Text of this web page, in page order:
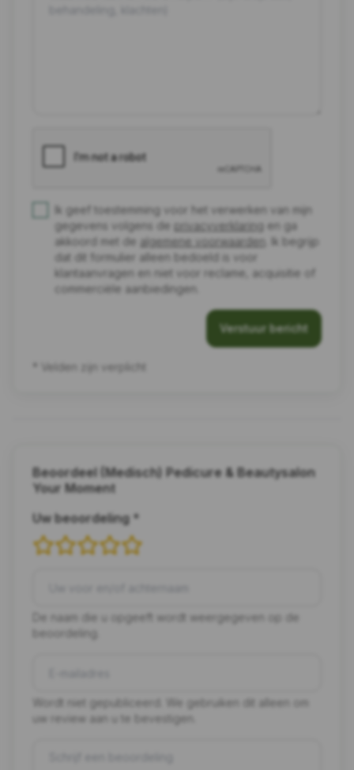
Ik geef toestemming voor het verwerken van mijn
gegevens volgens de privacyverklaring en ga
akkoord met de algemene voorwaarden
. Ik begrijp
dat dit formulier alleen bedoeld is voor
klantaanvragen en niet voor reclame, acquisitie of
commerciële aanbiedingen.
Verstuur bericht
* Velden zijn verplicht
Beoordeel (Medisch) Pedicure & Beautysalon
Your Moment
Uw beoordeling *
De naam die u opgeeft wordt weergegeven op de
beoordeling.
Wordt niet gepubliceerd. We gebruiken dit alleen om
uw review aan u te bevestigen.